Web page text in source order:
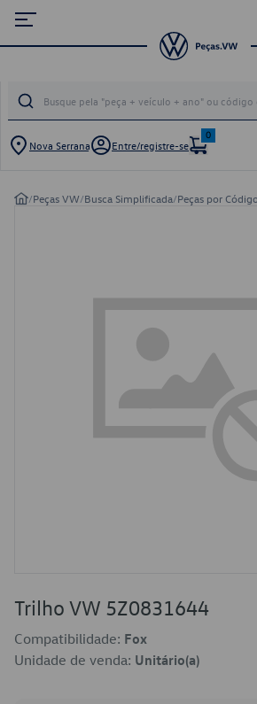
Nova Serrana Entre/registre-se
0
/Peças VW/Busca Simplificada/Peças por
Trilho VW 5Z0831644
Compatibilidade: Fox
Unidade de venda: Unitário(a)